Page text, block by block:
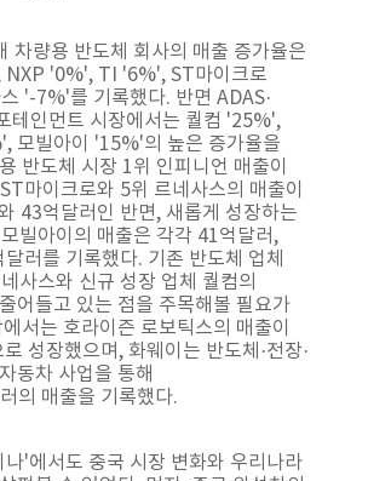
차량용 반도체 회사의 매출 증가율은
NXP '0%', TI '6%', ST마이크로
'-7%'를 기록했다. 반면 ADAS·
테인먼트 시장에서는 퀄컴 '25%',
모빌아이 '15%'의 높은 증가율을
반도체 시장 1위 인피니언 매출이
마이크로와 5위 르네사스의 매출이
43억달러인 반면, 새롭게 성장하는
모빌아이의 매출은 각각 41억달러,
러를 기록했다. 기존 반도체 업체
사스와 신규 성장 업체 퀄컴의
어들고 있는 점을 주목해볼 필요가
서는 호라이즌 로보틱스의 매출이
성장했으며, 화웨이는 반도체·전장·
동차 사업을 통해
의 매출을 기록했다.
'에서도 중국 시장 변화와 우리나라